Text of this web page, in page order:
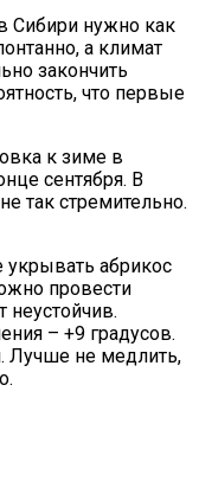
Сибири нужно как
а климат
закончить
что первые
к зиме в
сентября. В
так стремительно.
укрывать абрикос
провести
неустойчив.
– +9 градусов.
Лучше не медлить,